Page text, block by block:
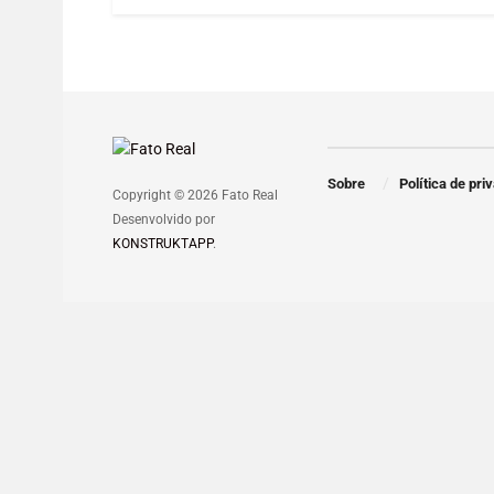
Copyright © 2026 Fato Real
Desenvolvido por
KONSTRUKTAPP.
Sobre Política de